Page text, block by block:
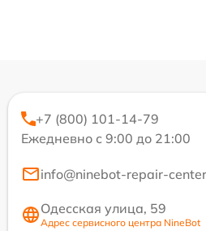
+7 (800) 101-14-79
Ежедневно с 9:00 до 21:00
info@ninebot-repair-
Одесская улица, 59
Адрес сервисного центра NineBot